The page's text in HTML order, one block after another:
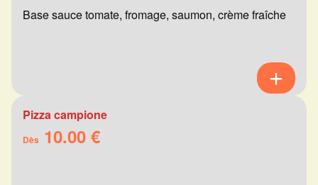
Base sauce tomate, fromage, saumon, crème fraîche
Pizza campione
Dès 10.00 €